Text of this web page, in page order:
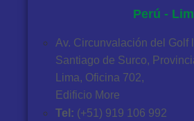
Perú -
Av. Circunvalación del Golf
Santiago de Surco,
Lima, Oficina 702,
Edificio More
Tel: (+51) 919 106 992